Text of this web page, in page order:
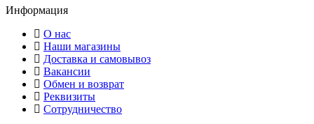
Информация
О нас
Наши магазины
Доставка и самовывоз
Вакансии
Обмен и возврат
Реквизиты
Сотрудничество